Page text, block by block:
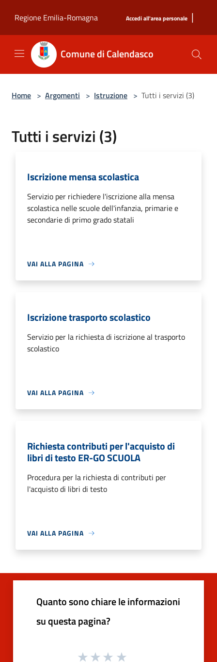
Regione Emilia-Romagna
Accedi all'area personale |
Comune di Calendasco
Home > Argomenti > Istruzione > Tutti i servizi (3)
Tutti i servizi (3)
Iscrizione mensa scolastica
Servizio per richiedere l'iscrizione alla mensa
scolastica nelle scuole dell'infanzia, primarie e
secondarie di primo grado statali
VAI ALLA PAGINA
Iscrizione trasporto scolastico
Servizio per la richiesta di iscrizione al trasporto
scolastico
VAI ALLA PAGINA
Richiesta contributi per l'acquisto di
libri di testo ER-GO SCUOLA
Procedura per la richiesta di contributi per
l'acquisto di libri di testo
VAI ALLA PAGINA
Quanto sono chiare le informazioni
su questa pagina?